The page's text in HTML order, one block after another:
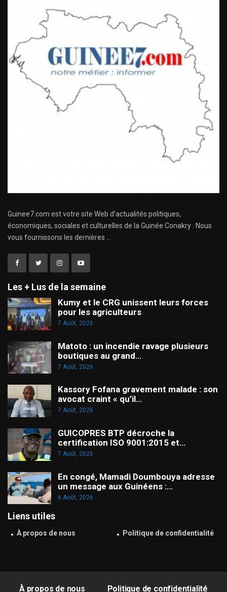
Guinee7.com est votre site Web d'actualités politiques,
économiques, sociales et culturelles de la Guinée Conakry . Nous
vous fournissons les dernières ...
Les + Lus de la semaine
Kumy et le CRG unissent leurs forces
pour les agriculteurs
7 Août, 2026
Matoto : un incendie ravage plusieurs
boutiques au grand…
7 Août, 2026
Kassory Fofana gravement malade : son
avocat craint « qu’il…
7 Août, 2026
GUICOPRES BTP décroche la
certification ISO 9001:2015 et…
7 Août, 2026
En congé, Mamadi Doumbouya adresse
un message aux Guinéens :…
6 Août, 2026
Liens utiles
À propos de nous Politique de confidentialité
À propos de nous Politique de confidentialité